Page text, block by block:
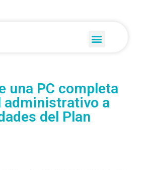
una PC completa
administrativo a
del Plan